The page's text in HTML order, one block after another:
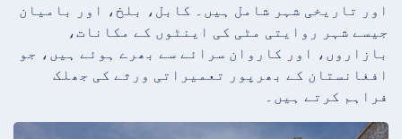
اور تاریخی شہر شامل ہیں۔ کابل، بلخ، اور باميان
جیسے شہر روایتی مٹی کی اینٹوں کے مکانات،
بازاروں، اور کاروان سرائے سے بھرے ہوئے ہیں، جو
افغانستان کے بھرپور تعمیراتی ورثے کی جھلک
فراہم کرتے ہیں۔